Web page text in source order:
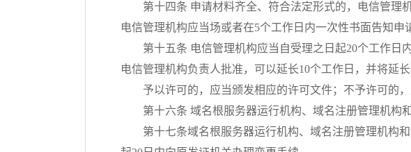
第十四条 申请材料齐全、符合法定形式的，电信管理
电信管理机构应当场或者在5个工作日内一次性书面告知
第十五条 电信管理机构应当自受理之日起20个工作
电信管理机构负责人批准，可以延长10个工作日，并将延
予以许可的，应当颁发相应的许可文件；不予许可的
第十六条 域名根服务器运行机构、域名注册管理机构
第十七条域名根服务器运行机构、域名注册管理机构